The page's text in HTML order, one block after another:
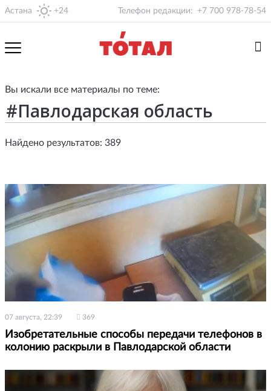
Астана +24 Телефон редакции: +7 700 978-78-54
Вы искали все материалы по теме:
Найдено результатов: 389
07 августа, 22:39 369
Изобретательные способы передачи телефонов в
колонию раскрыли в Павлодарской области